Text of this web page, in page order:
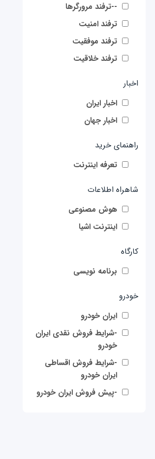
--ترفند مرورگرها
ترفند امنیت
ترفند موفقیت
ترفند خلاقیت
اخبار
اخبار ایران
اخبار جهان
راهنمای خرید
تعرفه اینترنت
شاهراه اطلاعات
هوش مصنوعی
اینترنت اشیا
کارگاه
برنامه نویسی
خودرو
ایران خودرو
-شرایط فروش نقدی ایران
خودرو
-شرایط فروش اقساطی
ایران خودرو
-پیش فروش ایران خودرو